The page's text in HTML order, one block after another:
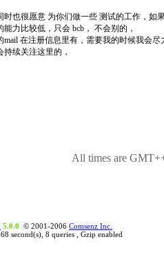
时也很愿意 为你们做一些 测试的工作，如
能力比较低，只会 bcb， 不会别的，
mail 在注册信息里有，需要我的时候我会尽
持续关注这里的，
All times are
5.0.0 © 2001-2006 Comsenz Inc.
second(s), 8 queries , Gzip enabled